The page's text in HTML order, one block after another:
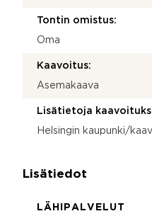
Tontin omistus:
Oma
Kaavoitus:
Asemakaava
Lisätietoja
Helsingin kaupunki/
Lisätiedot
LÄHIPALVELUT